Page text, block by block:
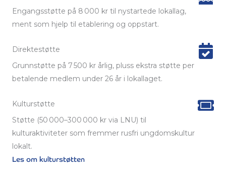
Engangsstøtte på 8 000 kr til nystartede lokallag,
ment som hjelp til etablering og oppstart.
Direktestøtte
Grunnstøtte på 7 500 kr årlig, pluss ekstra støtte per
betalende medlem under 26 år i lokallaget.
Kulturstøtte
Støtte (50 000–300 000 kr via LNU) til
kulturaktiviteter som fremmer rusfri ungdomskultur
lokalt.
Les om kulturstøtten